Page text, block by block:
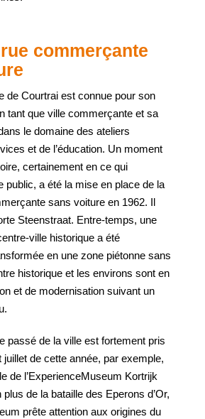
commerçante
de Courtrai est connue pour son
tant que ville commerçante et sa
le domaine des ateliers
et de l’éducation. Un moment
certainement en ce qui
public, a été la mise en place de la
sans voiture en 1962. Il
Steenstraat. Entre-temps, une
ville historique a été
en une zone piétonne sans
historique et les environs sont en
et de modernisation suivant un
passé de la ville est fortement pris
de cette année, par exemple,
de l’ExperienceMuseum Kortrijk
de la bataille des Eperons d’Or,
prête attention aux origines du